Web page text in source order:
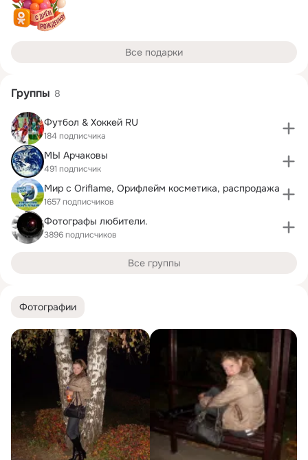
Фотографии
Все подарки
Группы 8
Футбол & Хоккей RU
184 подписчика
МЫ Арчаковы
491 подписчик
Мир с Oriflame, Орифлейм косметика, распродажа
1657 подписчиков
Фотографы любители.
3896 подписчиков
Все группы